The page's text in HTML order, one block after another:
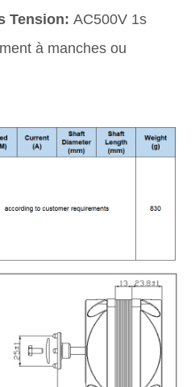
Tension: AC500V 1s
à manches ou